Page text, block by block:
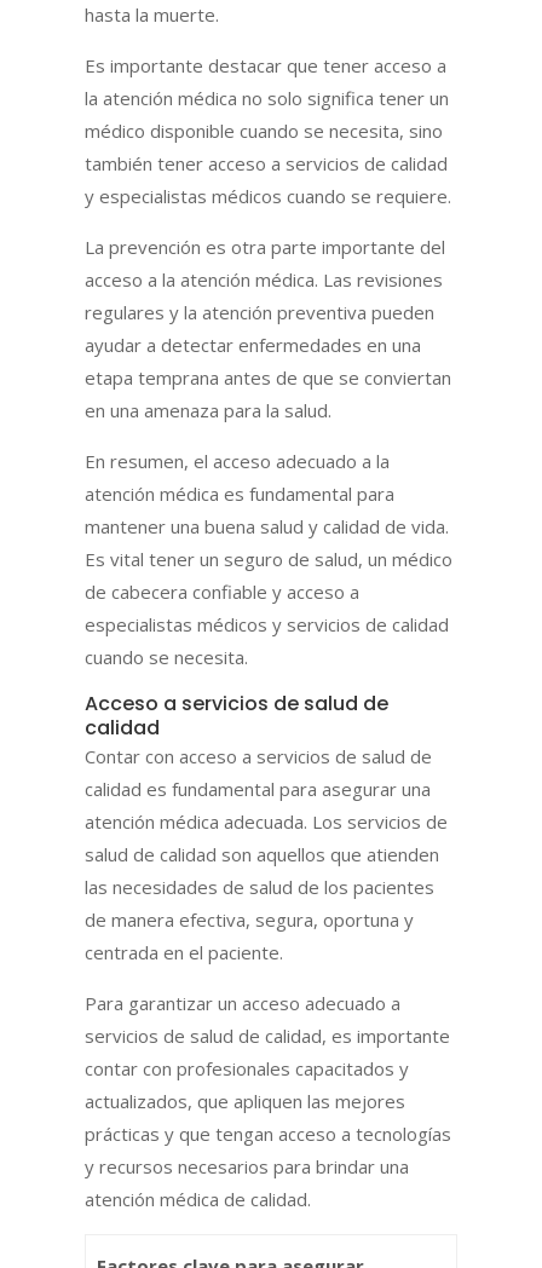
hasta la muerte.
Es importante destacar que tener acceso a
la atención médica no solo significa tener un
médico disponible cuando se necesita, sino
también tener acceso a servicios de calidad
y especialistas médicos cuando se requiere.
La prevención es otra parte importante del
acceso a la atención médica. Las revisiones
regulares y la atención preventiva pueden
ayudar a detectar enfermedades en una
etapa temprana antes de que se conviertan
en una amenaza para la salud.
En resumen, el acceso adecuado a la
atención médica es fundamental para
mantener una buena salud y calidad de vida.
Es vital tener un seguro de salud, un médico
de cabecera confiable y acceso a
especialistas médicos y servicios de calidad
cuando se necesita.
Acceso a servicios de salud de
calidad
Contar con acceso a servicios de salud de
calidad es fundamental para asegurar una
atención médica adecuada. Los servicios de
salud de calidad son aquellos que atienden
las necesidades de salud de los pacientes
de manera efectiva, segura, oportuna y
centrada en el paciente.
Para garantizar un acceso adecuado a
servicios de salud de calidad, es importante
contar con profesionales capacitados y
actualizados, que apliquen las mejores
prácticas y que tengan acceso a tecnologías
y recursos necesarios para brindar una
atención médica de calidad.